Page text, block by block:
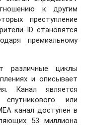
к другим
преступление
ID становятся
премиальному
различные циклы
и описывает
Канал является
или
канал доступен в
53 миллиона